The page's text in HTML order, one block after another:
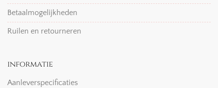
Betaalmogelijkheden
Ruilen en retourneren
informatie
Aanleverspecificaties